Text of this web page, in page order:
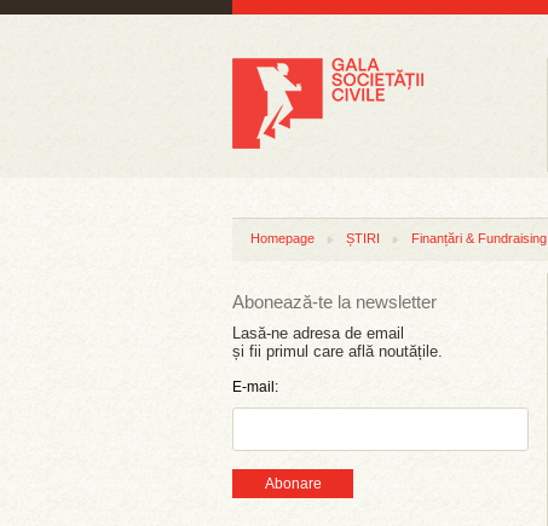
Homepage ȘTIRI Finanțări & Fundraising
Abonează-te la newsletter
Lasă-ne adresa de email
și fii primul care află noutățile.
E-mail:
Abonare